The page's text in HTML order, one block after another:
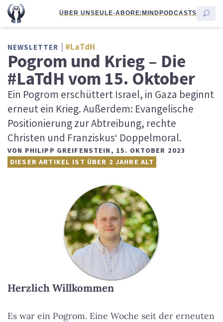
ÜBER UNSEULE-ABORE:MINDPODCASTS
NEWSLETTER #LaTdH
Pogrom und Krieg – Die
#LaTdH vom 15. Oktober
Ein Pogrom erschüttert Israel, in Gaza beginnt
erneut ein Krieg. Außerdem: Evangelische
Positionierung zur Abtreibung, rechte
Christen und Franziskus‘ Doppelmoral.
VON PHILIPP GREIFENSTEIN , 15. OKTOBER 2023
DIESER ARTIKEL IST ÜBER 2 JAHRE ALT
Herzlich Willkommen
Es war ein Pogrom. Eine Woche seit der erneuten